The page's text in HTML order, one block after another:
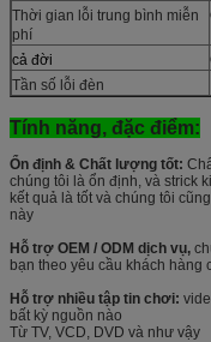
Thời gian lỗi trung bình miễn
phí
cả đời
Tần số lỗi đèn
Tính năng, đặc điểm:
Ổn định & Chất lượng tốt:
chúng tôi là ổn định, và strick
kết quả là tốt và chúng tôi
này
Hỗ trợ OEM / ODM dịch vụ,
bạn theo yêu cầu khách hàng
Hỗ trợ nhiều tập tin chơi:
bất kỳ nguồn nào
Từ TV, VCD, DVD và như vậy